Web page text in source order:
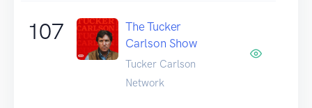
107
The Tucker
Carlson Show
Tucker Carlson
Network